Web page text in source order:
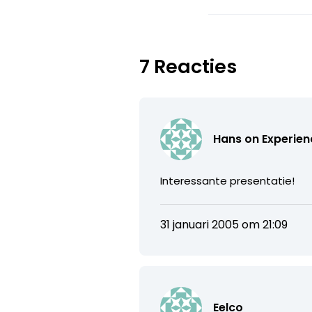
7 Reacties
Hans on
Interessante presentatie!
31 januari 2005 om 21:09
Eelco